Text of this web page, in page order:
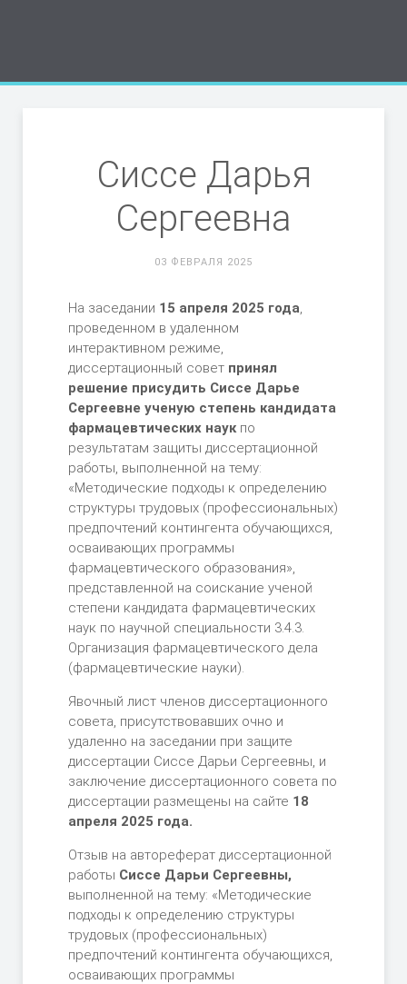
Сиссе Дарья
Сергеевна
03 ФЕВРАЛЯ 2025
На заседании 15 апреля 2025 года,
проведенном в удаленном
интерактивном режиме,
диссертационный совет принял
решение присудить Сиссе Дарье
Сергеевне ученую степень кандидата
фармацевтических наук по
результатам защиты диссертационной
работы, выполненной на тему:
«Методические подходы к определению
структуры трудовых (профессиональных)
предпочтений контингента обучающихся,
осваивающих программы
фармацевтического образования»,
представленной на соискание ученой
степени кандидата фармацевтических
наук по научной специальности 3.4.3.
Организация фармацевтического дела
(фармацевтические науки).
Явочный лист членов диссертационного
совета, присутствовавших очно и
удаленно на заседании при защите
диссертации Сиссе Дарьи Сергеевны, и
заключение диссертационного совета по
диссертации размещены на сайте 18
апреля 2025 года.
Отзыв на автореферат диссертационной
работы Сиссе Дарьи Сергеевны,
выполненной на тему: «Методические
подходы к определению структуры
трудовых (профессиональных)
предпочтений контингента обучающихся,
осваивающих программы